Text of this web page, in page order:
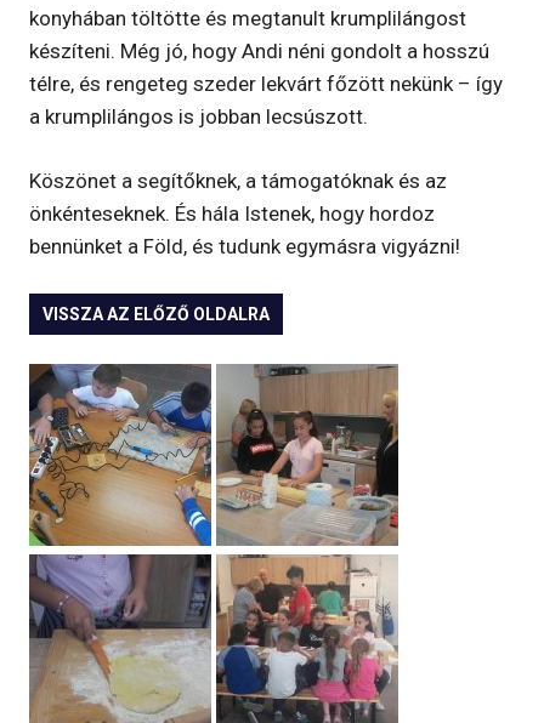
konyhában töltötte és megtanult krumplilángost
készíteni. Még jó, hogy Andi néni gondolt a hosszú
télre, és rengeteg szeder lekvárt főzött nekünk – így
a krumplilángos is jobban lecsúszott.
Köszönet a segítőknek, a támogatóknak és az
önkénteseknek. És hála Istenek, hogy hordoz
bennünket a Föld, és tudunk egymásra vigyázni!
VISSZA AZ ELŐZŐ OLDALRA